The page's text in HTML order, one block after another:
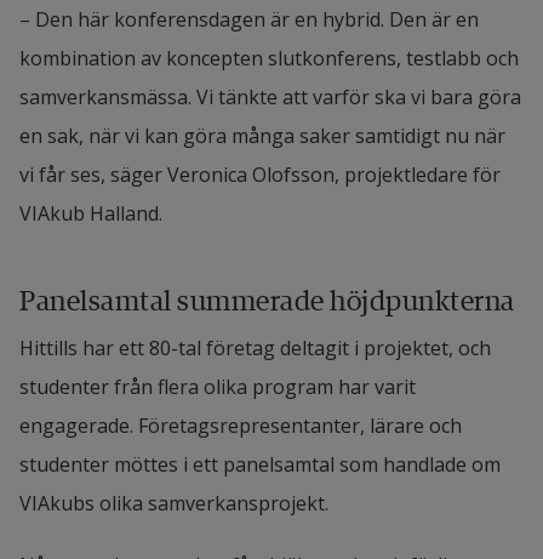
– Den här konferensdagen är en hybrid. Den är en
kombination av koncepten slutkonferens, testlabb och
samverkansmässa. Vi tänkte att varför ska vi bara göra
en sak, när vi kan göra många saker samtidigt nu när
vi får ses, säger Veronica Olofsson, projektledare för
VIAkub Halland.
Panelsamtal summerade höjdpunkterna
Hittills har ett 80-tal företag deltagit i projektet, och
studenter från flera olika program har varit
engagerade. Företagsrepresentanter, lärare och
studenter möttes i ett panelsamtal som handlade om
VIAkubs olika samverkansprojekt.